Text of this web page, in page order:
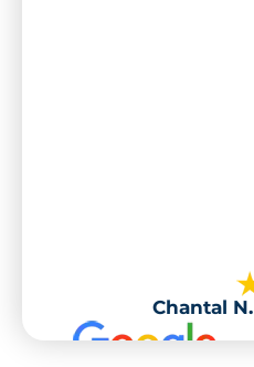
Chantal N.